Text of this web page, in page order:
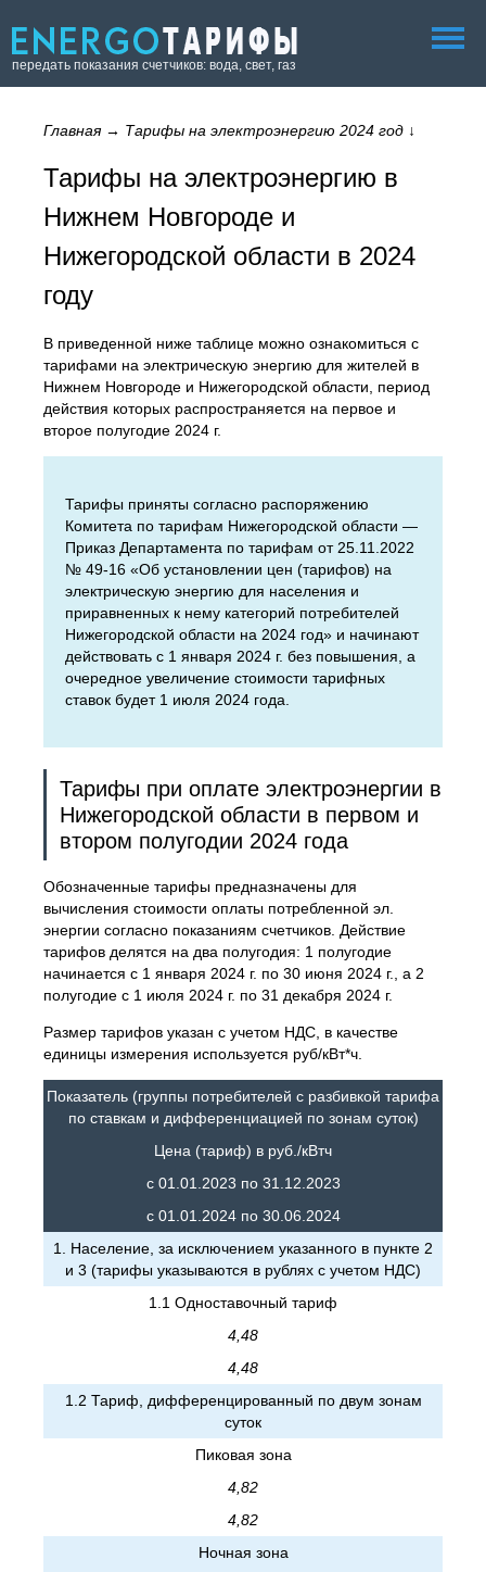
передать показания счетчиков: вода, свет, газ
Главная→ Тарифы на электроэнергию 2024 год ↓
Тарифы на электроэнергию в
Нижнем Новгороде и
Нижегородской области в 2024
году
В приведенной ниже таблице можно ознакомиться с
тарифами на электрическую энергию для жителей в
Нижнем Новгороде и Нижегородской области, период
действия которых распространяется на первое и
второе полугодие 2024 г.
Тарифы приняты согласно распоряжению
Комитета по тарифам Нижегородской области —
Приказ Департамента по тарифам от 25.11.2022
№ 49-16 «Об установлении цен (тарифов) на
электрическую энергию для населения и
приравненных к нему категорий потребителей
Нижегородской области на 2024 год» и начинают
действовать с 1 января 2024 г. без повышения, а
очередное увеличение стоимости тарифных
ставок будет 1 июля 2024 года.
Тарифы при оплате электроэнергии в
Нижегородской области в первом и
втором полугодии 2024 года
Обозначенные тарифы предназначены для
вычисления стоимости оплаты потребленной эл.
энергии согласно показаниям счетчиков. Действие
тарифов делятся на два полугодия: 1 полугодие
начинается с 1 января 2024 г. по 30 июня 2024 г., а 2
полугодие с 1 июля 2024 г. по 31 декабря 2024 г.
Размер тарифов указан с учетом НДС, в качестве
единицы измерения используется руб/кВт*ч.
Показатель (группы потребителей с разбивкой тарифа
по ставкам и дифференциацией по зонам суток)
Цена (тариф) в руб./кВтч
с 01.01.2023 по 31.12.2023
с 01.01.2024 по 30.06.2024
1. Население, за исключением указанного в пункте 2
и 3 (тарифы указываются в рублях с учетом НДС)
1.1 Одноставочный тариф
4,48
4,48
1.2 Тариф, дифференцированный по двум зонам
суток
Пиковая зона
4,82
4,82
Ночная зона